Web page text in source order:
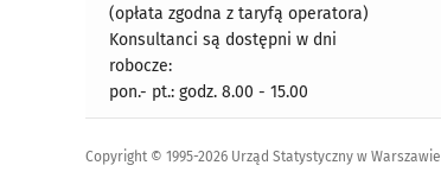
(opłata zgodna z taryfą operatora)
Konsultanci są dostępni w dni
robocze:
pon.- pt.: godz. 8.00 - 15.00
Copyright © 1995-2026 Urząd Statystyczny w Warszawie